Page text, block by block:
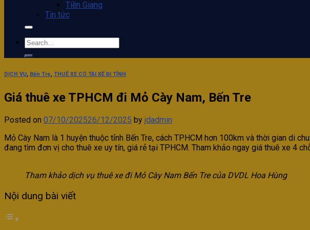
Tiền Giang
Tin tức
DỊCH VỤ, Bến Tre, THUÊ XE CÓ TÀI XẾ ĐI TỈNH
Giá thuê xe TPHCM đi Mỏ Cày Nam, Bến Tre
Posted on 07/10/202526/12/2025 by jdadmin
Mỏ Cày Nam là 1 huyện thuộc tỉnh Bến Tre, cách TPHCM hơn 100km và thời gian di
đang tìm đơn vị cho thuê xe uy tín, giá rẻ tại TPHCM. Tham khảo ngay giá thuê xe 4
Tham khảo dịch vụ thuê xe đi Mỏ Cày Nam Bến Tre của DVDL Hoa Hùng
Nội dung bài viết